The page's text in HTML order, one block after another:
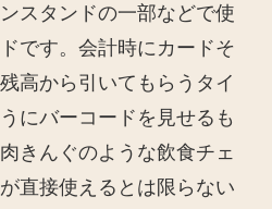
スタンドの一部などで使
です。会計時にカードそ
高から引いてもらうタイ
にバーコードを見せるも
きんぐのような飲食チェ
直接使えるとは限らない